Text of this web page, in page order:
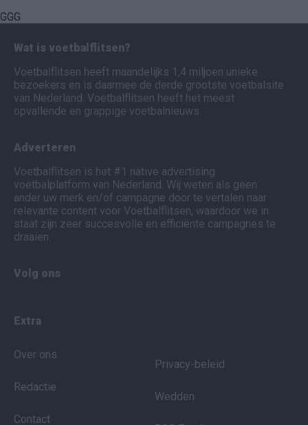
GGG
Wat is voetbalflitsen?
Voetbalflitsen heeft maandelijks 1,4 miljoen unieke
bezoekers en is daarmee de derde grootste voetbalsite
van Nederland. Voetbalflitsen heeft het meest
opvallende en grappige voetbalnieuws.
Adverteren
Voetbalflitsen is het #1 native advertising
voetbalplatform van Nederland. Wij weten als geen
ander uw merk en/of campagne door te vertalen naar
relevante content voor Voetbalflitsen, waardoor we in
staat zijn zeer succesvolle en efficiënte campagnes te
draaien.
Volg ons
Extra
Over ons
Redactie
Contact
Privacy-beleid
Wedden